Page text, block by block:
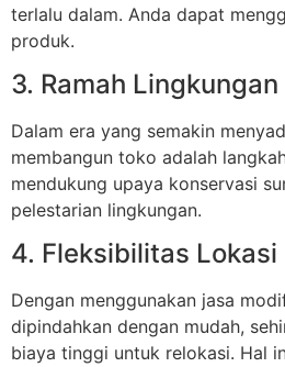
terlalu dalam. Anda dapat
produk.
3. Ramah Lingkungan
Dalam era yang semakin
membangun toko adalah
mendukung upaya konservasi
pelestarian lingkungan.
4. Fleksibilitas Lokasi
Dengan menggunakan jasa
dipindahkan dengan mudah,
biaya tinggi untuk relokasi. Hal